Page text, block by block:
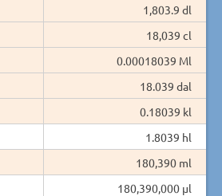
1,803.9 dl
18,039 cl
0.00018039 Ml
18.039 dal
0.18039 kl
1.8039 hl
180,390 ml
180,390,000 µl